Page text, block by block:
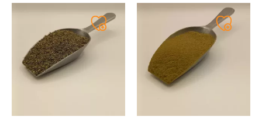
Ajouter
Ajouter